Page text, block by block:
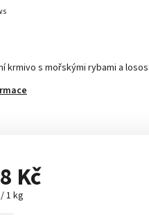
krmivo s mořskými rybami a
Kč
1 kg